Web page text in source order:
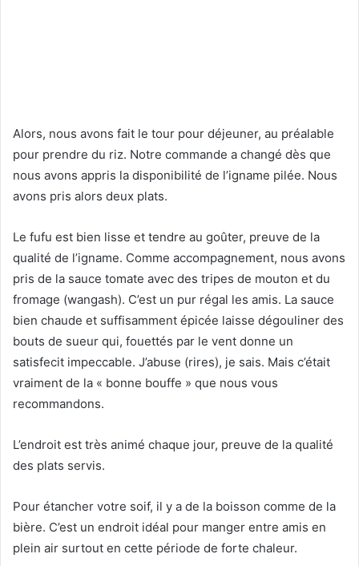
Alors, nous avons fait le tour pour déjeuner, au préalable
pour prendre du riz. Notre commande a changé dès que
nous avons appris la disponibilité de l’igname pilée. Nous
avons pris alors deux plats.
Le fufu est bien lisse et tendre au goûter, preuve de la
qualité de l’igname. Comme accompagnement, nous avons
pris de la sauce tomate avec des tripes de mouton et du
fromage (wangash). C’est un pur régal les amis. La sauce
bien chaude et suffisamment épicée laisse dégouliner des
bouts de sueur qui, fouettés par le vent donne un
satisfecit impeccable. J’abuse (rires), je sais. Mais c’était
vraiment de la « bonne bouffe » que nous vous
recommandons.
L’endroit est très animé chaque jour, preuve de la qualité
des plats servis.
Pour étancher votre soif, il y a de la boisson comme de la
bière. C’est un endroit idéal pour manger entre amis en
plein air surtout en cette période de forte chaleur.